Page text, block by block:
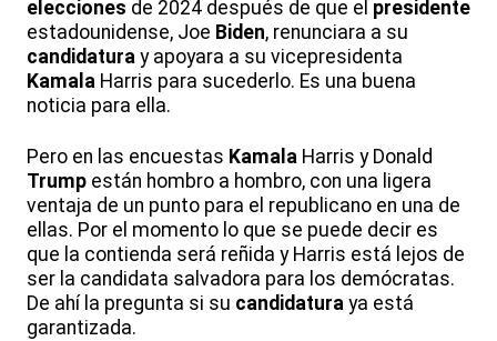
elecciones de 2024 después de que el presidente
estadounidense, Joe Biden, renunciara a su
candidatura y apoyara a su vicepresidenta
Kamala Harris para sucederlo. Es una buena
noticia para ella.
Pero en las encuestas Kamala Harris y Donald
Trump están hombro a hombro, con una ligera
ventaja de un punto para el republicano en una de
ellas. Por el momento lo que se puede decir es
que la contienda será reñida y Harris está lejos de
ser la candidata salvadora para los demócratas.
De ahí la pregunta si su candidatura ya está
garantizada.